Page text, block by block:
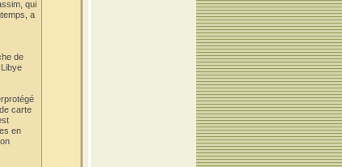
qui
a
de
carte
en